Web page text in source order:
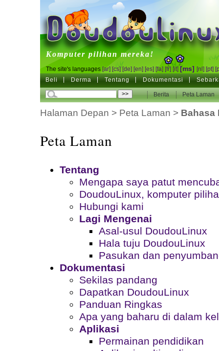
DoudouLinux
Komputer pilihan mereka!
The site's languages [ar] [cs] [de] [en] [es] [fa] [fr] [it] [ms] [nl] [pt]
Beli Derma Tentang Dokumentasi
Berita Peta Laman
Halaman Depan > Peta Laman > Bahasa
Peta Laman
Tentang
Mengapa saya patut
DoudouLinux, komputer
Hubungi kami
Lagi Mengenai
Asal-usul DoudouLinux
Hala tuju DoudouLinux
Pasukan dan
Dokumentasi
Sekilas pandang
Dapatkan DoudouLinux
Panduan Ringkas
Apa yang baharu di dalam
Aplikasi
Permainan pendidikan